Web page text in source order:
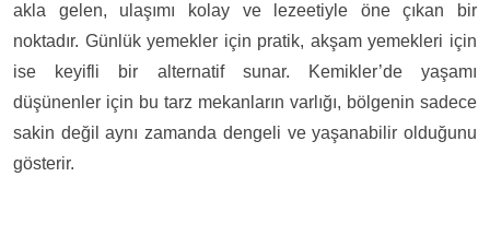
akla gelen, ulaşımı kolay ve lezeetiyle öne çıkan bir
noktadır. Günlük yemekler için pratik, akşam yemekleri için
ise keyifli bir alternatif sunar. Kemikler’de yaşamı
düşünenler için bu tarz mekanların varlığı, bölgenin sadece
sakin değil aynı zamanda dengeli ve yaşanabilir olduğunu
gösterir.